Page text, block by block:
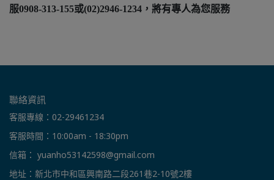
服0908-313-155或(02)2946-1234，將有專人為您服務
聯絡資訊
客服專線：02-29461234
客服時間：10:00am - 18:30pm
信箱： yuanho53142598@gmail.com
地址：新北市中和區興南路二段261巷2-10號2樓